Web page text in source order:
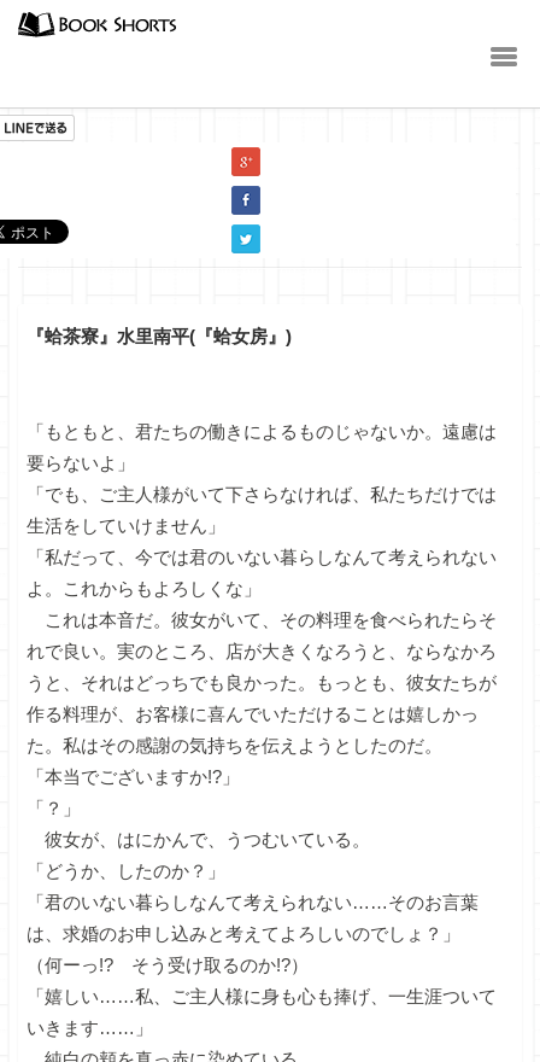
『蛤茶寮』水里南平(『蛤女房』)
「もともと、君たちの働きによるものじゃないか。遠慮は
要らないよ」
「でも、ご主人様がいて下さらなければ、私たちだけでは
生活をしていけません」
「私だって、今では君のいない暮らしなんて考えられない
よ。これからもよろしくな」
これは本音だ。彼女がいて、その料理を食べられたらそ
れで良い。実のところ、店が大きくなろうと、ならなかろ
うと、それはどっちでも良かった。もっとも、彼女たちが
作る料理が、お客様に喜んでいただけることは嬉しかっ
た。私はその感謝の気持ちを伝えようとしたのだ。
「本当でございますか!?」
「？」
彼女が、はにかんで、うつむいている。
「どうか、したのか？」
「君のいない暮らしなんて考えられない……そのお言葉
は、求婚のお申し込みと考えてよろしいのでしょ？」
（何ーっ!? そう受け取るのか!?）
「嬉しい……私、ご主人様に身も心も捧げ、一生涯ついて
いきます……」